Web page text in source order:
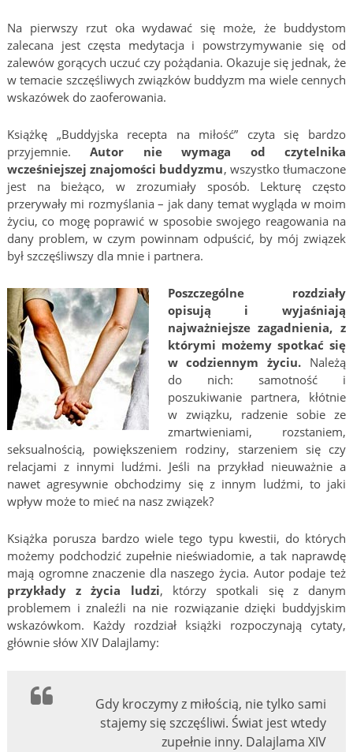
Na pierwszy rzut oka wydawać się może, że buddystom
zalecana jest częsta medytacja i powstrzymywanie się od
zalewów gorących uczuć czy pożądania. Okazuje się jednak, że
w temacie szczęśliwych związków buddyzm ma wiele cennych
wskazówek do zaoferowania.
Książkę „Buddyjska recepta na miłość” czyta się bardzo
przyjemnie.Autor nie wymaga od czytelnika
wcześniejszej znajomości buddyzmu, wszystko tłumaczone
jest na bieżąco, w zrozumiały sposób. Lekturę często
przerywały mi rozmyślania – jak dany temat wygląda w moim
życiu, co mogę poprawić w sposobie swojego reagowania na
dany problem, w czym powinnam odpuścić, by mój związek
był szczęśliwszy dla mnie i partnera.
Poszczególne rozdziały
opisują i wyjaśniają
najważniejsze zagadnienia, z
którymi możemy spotkać się
w codziennym życiu. Należą
do nich: samotność i
poszukiwanie partnera, kłótnie
w związku, radzenie sobie ze
zmartwieniami, rozstaniem,
seksualnością, powiększeniem rodziny, starzeniem się czy
relacjami z innymi ludźmi. Jeśli na przykład nieuważnie a
nawet agresywnie obchodzimy się z innym ludźmi, to jaki
wpływ może to mieć na nasz związek?
Książka porusza bardzo wiele tego typu kwestii, do których
możemy podchodzić zupełnie nieświadomie, a tak naprawdę
mają ogromne znaczenie dla naszego życia. Autor podaje też
przykłady z życia ludzi, którzy spotkali się z danym
problemem i znaleźli na nie rozwiązanie dzięki buddyjskim
wskazówkom. Każdy rozdział książki rozpoczynają cytaty,
głównie słów XIV Dalajlamy:
Gdy kroczymy z miłością, nie tylko sami
stajemy się szczęśliwi. Świat jest wtedy
zupełnie inny. Dalajlama XIV